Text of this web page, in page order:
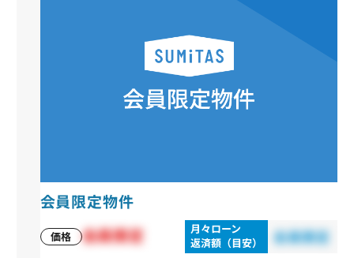
会員限定物件
価格 会員限定
月々ローン
返済額（目安）
会員限定